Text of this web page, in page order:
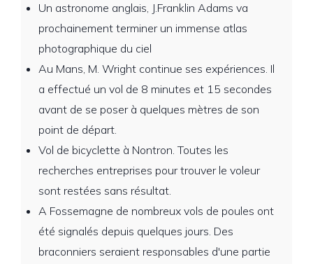
Un astronome anglais, J.Franklin Adams va
prochainement terminer un immense atlas
photographique du ciel
Au Mans, M. Wright continue ses expériences. Il
a effectué un vol de 8 minutes et 15 secondes
avant de se poser à quelques mètres de son
point de départ.
Vol de bicyclette à Nontron. Toutes les
recherches entreprises pour trouver le voleur
sont restées sans résultat.
A Fossemagne de nombreux vols de poules ont
été signalés depuis quelques jours. Des
braconniers seraient responsables d'une partie